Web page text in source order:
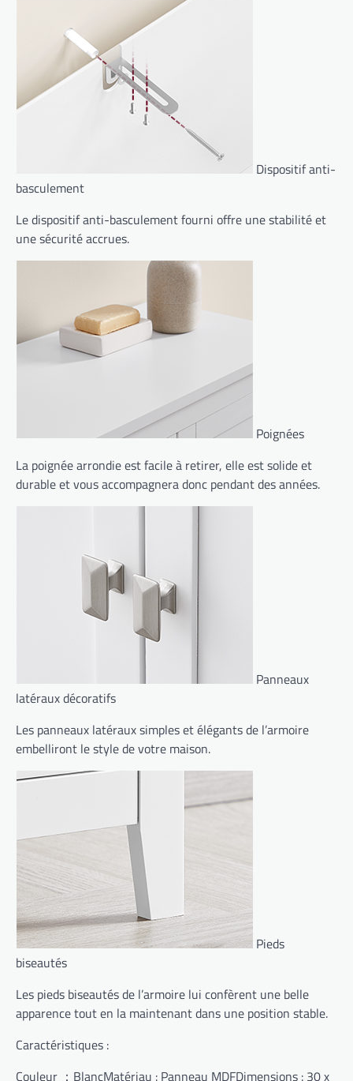
Dispositif anti-
basculement
Le dispositif anti-basculement fourni offre une stabilité et
une sécurité accrues.
Poignées
La poignée arrondie est facile à retirer, elle est solide et
durable et vous accompagnera donc pendant des années.
Panneaux
latéraux décoratifs
Les panneaux latéraux simples et élégants de l’armoire
embelliront le style de votre maison.
Pieds
biseautés
Les pieds biseautés de l’armoire lui confèrent une belle
apparence tout en la maintenant dans une position stable.
Caractéristiques :
Couleur ：BlancMatériau : Panneau MDFDimensions : 30 x